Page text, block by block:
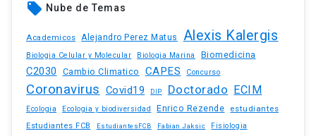
local_offer Nube de Temas
Academicos Alejandro Perez Matus Alexis Kalergis
Biologia Celular y Molecular Biologia Marina Biomedicina
C2030 Cambio Climatico CAPES Concurso
Coronavirus Covid19 DIP Doctorado ECIM
Ecologia Ecologia y biodiversidad Enrico Rezende estudiantes
Estudiantes FCB EstudiantesFCB Fabian Jaksic Fisiologia